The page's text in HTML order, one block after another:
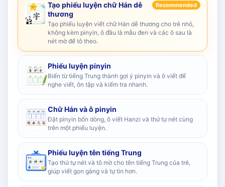
Tạo phiếu luyện chữ Hán dễ
thương
Recommended
Tạo phiếu luyện viết chữ Hán dễ thương cho trẻ nhỏ,
không kèm pinyin, ô đầu là mẫu đen và các ô sau là
nét mờ để tô theo.
Phiếu luyện pinyin
Biến từ tiếng Trung thành gợi ý pinyin và ô viết để
nghe viết, ôn tập và kiểm tra nhanh.
Chữ Hán và ô pinyin
Đặt pinyin bốn dòng, ô viết Hanzi và thứ tự nét cùng
trên một phiếu luyện.
Phiếu luyện tên tiếng Trung
Tạo thứ tự nét và tô mờ cho tên tiếng Trung của trẻ,
giúp viết gọn gàng và tự tin hơn.